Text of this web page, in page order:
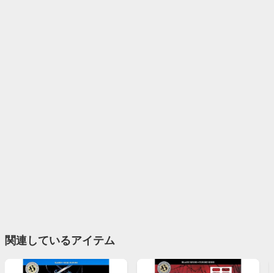
関連しているアイテム